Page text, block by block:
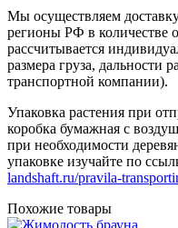
Мы осуществляем
регионы РФ в количестве
рассчитывается
размера груза, дальности
транспортной компании).
Упаковка растения при
коробка бумажная с
при необходимости
упаковке изучайте по
landshaft.ru/pravila-
Похожие товары